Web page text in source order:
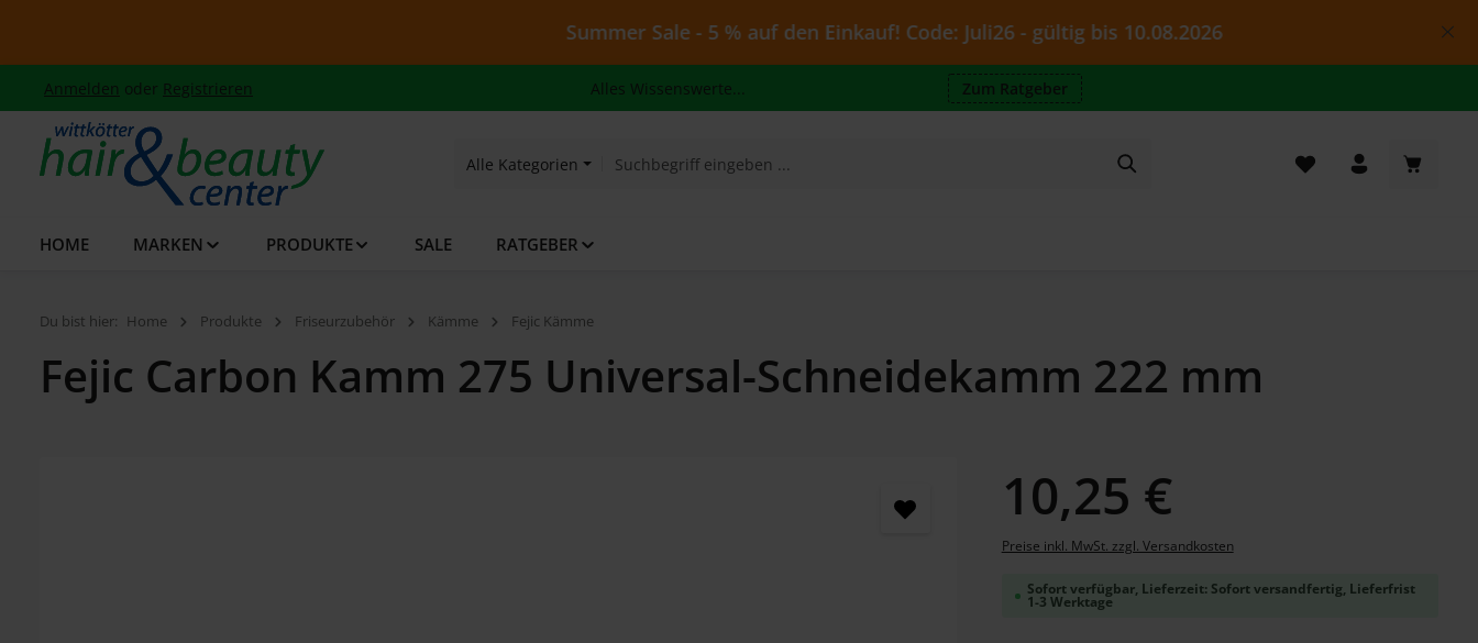
Summer Sale - 5 % auf den Einkauf! Code: Juli26 - gültig bis 10.08.2026
Anmelden oder Registrieren Alles Wissenswerte... Zum Ratgeber
Alle Kategorien
HOME MARKEN PRODUKTE SALE RATGEBER
Du bist hier: Home Produkte Friseurzubehör Kämme Fejic Kämme
Fejic Carbon Kamm 275 Universal-Schneidekamm 222 mm
10,25 €
Preise inkl. MwSt. zzgl. Versandkosten
Sofort verfügbar, Lieferzeit: Sofort versandfertig, Lieferfrist
1-3 Werktage